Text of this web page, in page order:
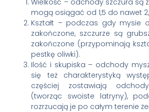
mogą osiągać od 1,5 do nawet
Kształt – podczas gdy mysie
zakończone, szczurze są
zakończone (przypominają
pestkę oliwki).
Ilość i skupiska – odchody
się też charakterystyką
częściej zostawiają
(tworząc swoiste latryny),
rozrzucają je po całym terenie